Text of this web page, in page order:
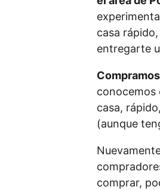
casa
entregarte
conocemos
casa,
(aunque
comprar,